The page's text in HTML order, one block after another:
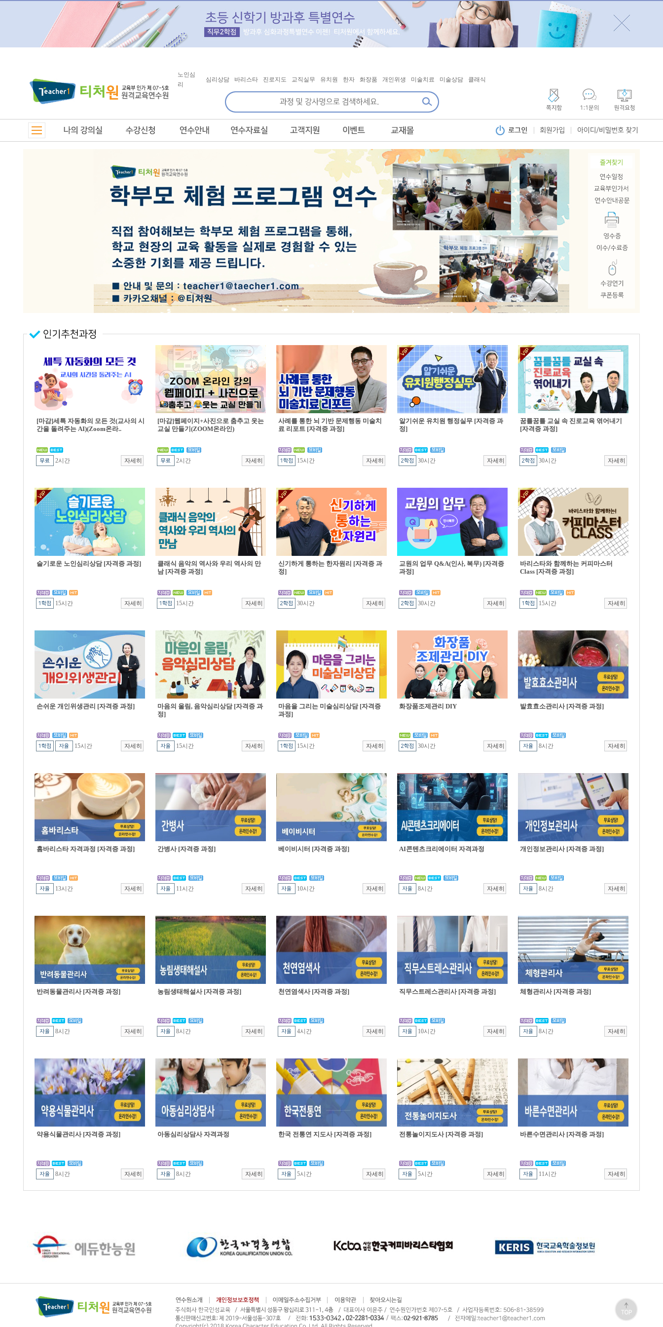
노인심
리
심리상담 바리스타 진로지도 교직실무 유치원 한자 화장품 개인위생 미술치료 미술상담 클래식
[마감]세특 자동화의 모든 것(교사의 시
간을 돌려주는 AI)(Zoom온라..
2시간
[마감]웹페이지+사진으로 춤추고 웃는
교실 만들기(ZOOM온라인)
2시간
사례를 통한 뇌 기반 문제행동 미술치
료 리포트 [자격증 과정]
15시간
알기쉬운 유치원 행정실무 [자격증 과
정]
30시간
꿈틀꿈틀 교실 속 진로교육 엮어내기
[자격증 과정]
30시간
슬기로운 노인심리상담 [자격증 과정]
15시간
클래식 음악의 역사와 우리 역사의 만
남 [자격증 과정]
15시간
신기하게 통하는 한자원리 [자격증 과
정]
30시간
교원의 업무 Q&A(인사, 복무) [자격증
과정]
30시간
바리스타와 함께하는 커피마스터
Class [자격증 과정]
15시간
손쉬운 개인위생관리 [자격증 과정]
15시간
마음의 울림, 음악심리상담 [자격증 과
정]
15시간
마음을 그리는 미술심리상담 [자격증
과정]
15시간
화장품조제관리 DIY
30시간
발효효소관리사 [자격증 과정]
8시간
홈바리스타 자격과정 [자격증 과정]
13시간
간병사 [자격증 과정]
11시간
베이비시터 [자격증 과정]
10시간
AI콘텐츠크리에이터 자격과정
8시간
개인정보관리사 [자격증 과정]
8시간
반려동물관리사 [자격증 과정]
8시간
농림생태해설사 [자격증 과정]
8시간
천연염색사 [자격증 과정]
4시간
직무스트레스관리사 [자격증 과정]
10시간
체형관리사 [자격증 과정]
8시간
약용식물관리사 [자격증 과정]
8시간
아동심리상담사 자격과정
8시간
한국 전통연 지도사 [자격증 과정]
5시간
전통놀이지도사 [자격증 과정]
5시간
바른수면관리사 [자격증 과정]
11시간